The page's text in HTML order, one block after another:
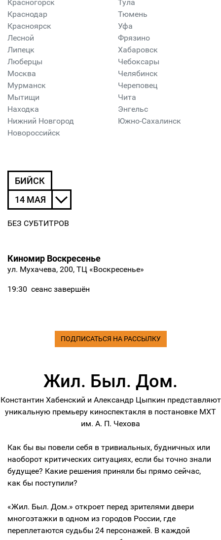
Красногорск
Краснодар
Красноярск
Лесной
Липецк
Люберцы
Москва
Мурманск
Мытищи
Находка
Нижний Новгород
Новороссийск
Тула
Тюмень
Уфа
Фрязино
Хабаровск
Чебоксары
Челябинск
Череповец
Чита
Энгельс
Южно-Сахалинск
БИЙСК
14 МАЯ
БЕЗ СУБТИТРОВ
Киномир Воскресенье
ул. Мухачева, 200, ТЦ «Воскресенье»
19:30 сеанс завершён
ПОДПИСАТЬСЯ НА РАССЫЛКУ
Жил. Был. Дом.
Константин Хабенский и Александр Цыпкин представляют
уникальную премьеру киноспектакля в постановке МХТ
им. А. П. Чехова
Как бы вы повели себя в тривиальных, будничных или
наоборот критических ситуациях, если бы точно знали
будущее? Какие решения приняли бы прямо сейчас,
как бы поступили?
«Жил. Был. Дом.» откроет перед зрителями двери
многоэтажки в одном из городов России, где
переплетаются судьбы 24 персонажей. В каждой